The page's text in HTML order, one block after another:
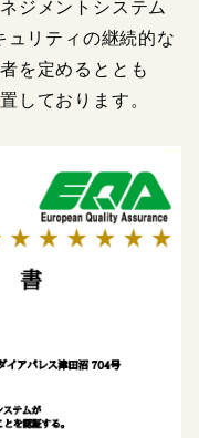
ジメントシステム
ュリティの継続的な
を定めるととも
しております。